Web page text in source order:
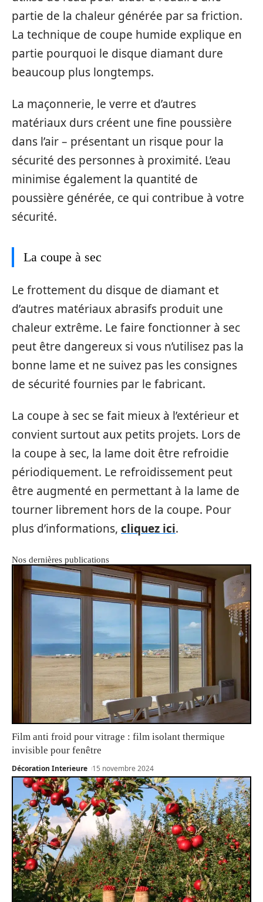
partie de la chaleur générée par sa friction.
La technique de coupe humide explique en
partie pourquoi le disque diamant dure
beaucoup plus longtemps.
La maçonnerie, le verre et d’autres
matériaux durs créent une fine poussière
dans l’air – présentant un risque pour la
sécurité des personnes à proximité. L’eau
minimise également la quantité de
poussière générée, ce qui contribue à votre
sécurité.
La coupe à sec
Le frottement du disque de diamant et
d’autres matériaux abrasifs produit une
chaleur extrême. Le faire fonctionner à sec
peut être dangereux si vous n’utilisez pas la
bonne lame et ne suivez pas les consignes
de sécurité fournies par le fabricant.
La coupe à sec se fait mieux à l’extérieur et
convient surtout aux petits projets. Lors de
la coupe à sec, la lame doit être refroidie
périodiquement. Le refroidissement peut
être augmenté en permettant à la lame de
tourner librement hors de la coupe. Pour
plus d’informations, cliquez ici.
Nos dernières publications
Film anti froid pour vitrage : film isolant thermique
invisible pour fenêtre
Décoration Interieure 15 novembre 2024